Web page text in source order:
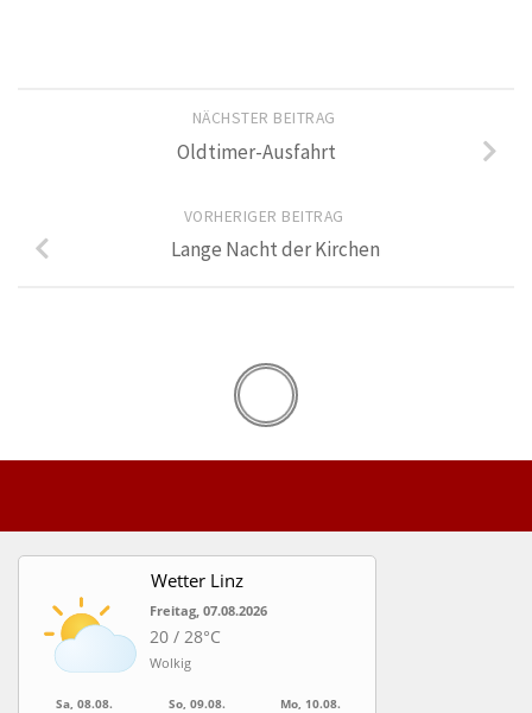
NÄCHSTER BEITRAG
Oldtimer-Ausfahrt
VORHERIGER BEITRAG
Lange Nacht der Kirchen
Wetter Linz
Freitag, 07.08.2026
20 / 28°C
Wolkig
Sa, 08.08. So, 09.08. Mo, 10.08.